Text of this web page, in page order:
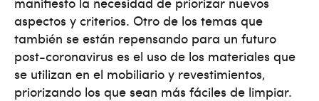
aspectos y criterios. Otro de los temas que
también se están repensando para un futuro
post-coronavirus es el uso de los materiales que
se utilizan en el mobiliario y revestimientos,
priorizando los que sean más fáciles de limpiar.